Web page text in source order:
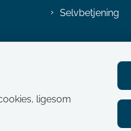
Selvbetjening
ligesom